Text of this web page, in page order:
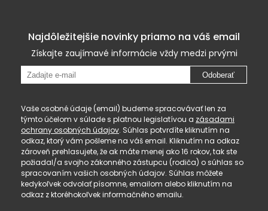
Najdôležitejšie novinky priamo na váš email
Získajte zaujímavé informácie vždy medzi prvými
Odoberať
Vaše osobné údaje (email) budeme spracovávať len za
týmto účelom v súlade s platnou legislatívou a zásadami
ochrany osobných údajov. Súhlas potvrdíte kliknutím na
odkaz, ktorý vám pošleme na váš email. Kliknutím na odkaz
zároveň prehlasujete, že ak máte menej ako 16 rokov, tak ste
požiadal/a svojho zákonného zástupcu (rodiča) o súhlas so
spracovaním vašich osobných údajov. Súhlas môžete
kedykoľvek odvolať písomne, emailom alebo kliknutím na
odkaz z ktoréhokoľvek informačného emailu.